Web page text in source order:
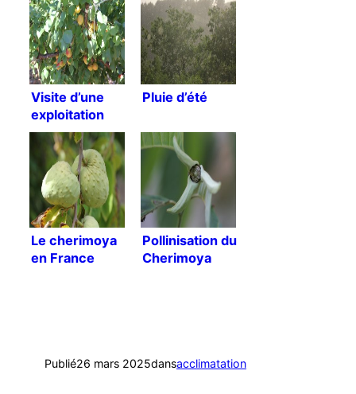
Visite d’une
exploitation
Pluie d’été
Le cherimoya
en France
Pollinisation du
Cherimoya
Publié26 mars 2025dansacclimatation